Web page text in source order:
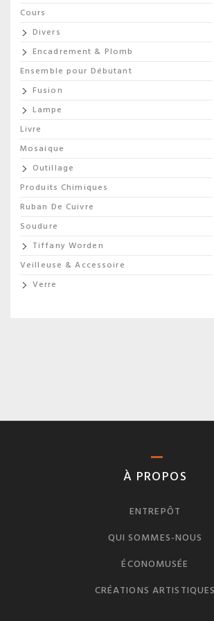
Cours
Divers
Encadrement & Plomb
Ensemble pour Débutant
Fusion
Lampe
Livre
Mosaique
Outillage
Produits Chimiques
Ruban De Cuivre
Soudure
Tiffany Worden
Veilleuse & Accessoire
Verre
À PROPOS
ENTREPÔT
QUI SOMMES-NOUS
ÉCONOMUSÉE
CRÉATIONS ARTISTIQUES